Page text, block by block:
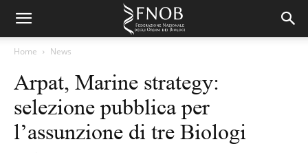
Home News
Arpat, Marine strategy:
selezione pubblica per
l’assunzione di tre Biologi